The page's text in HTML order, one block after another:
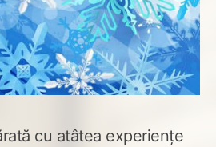
cu atâtea experiențe